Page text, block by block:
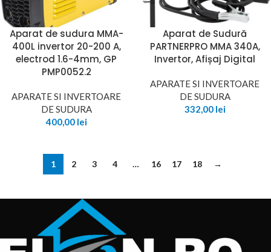
Aparat de sudura MMA-
400L invertor 20-200 A,
electrod 1.6-4mm, GP
PMP0052.2
APARATE SI INVERTOARE
DE SUDURA
400,00 lei
Aparat de Sudură
PARTNERPRO MMA 340A,
Invertor, Afișaj Digital
APARATE SI INVERTOARE
DE SUDURA
332,00 lei
1 2 3 4 … 16 17 18 →